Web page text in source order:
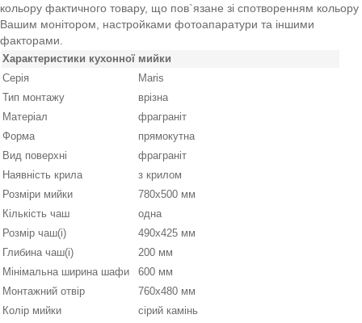
кольору фактичного товару, що пов`язане зі спотворенням кольору
Вашим монітором, настройками фотоапаратури та іншими
факторами.
Характеристики кухонної мийки
Серія
Maris
Тип монтажу
врізна
Матеріал
фраграніт
Форма
прямокутна
Вид поверхні
фраграніт
Наявність крила
з крилом
Розміри мийки
780х500 мм
Кількість чаш
одна
Розмір чаш(і)
490х425 мм
Глибина чаш(і)
200 мм
Мінімальна ширина шафи
600 мм
Монтажний отвір
760х480 мм
Колір мийки
сірий камінь